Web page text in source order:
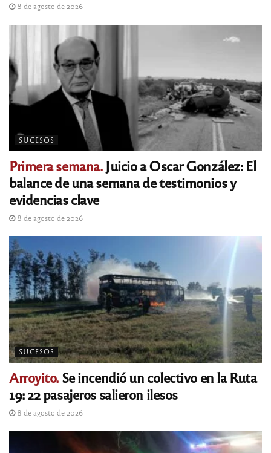
8 de agosto de 2026
SUCESOS
Primera semana.Juicio a Oscar González: El
balance de una semana de testimonios y
evidencias clave
8 de agosto de 2026
SUCESOS
Arroyito. Se incendió un colectivo en la Ruta
19: 22 pasajeros salieron ilesos
8 de agosto de 2026